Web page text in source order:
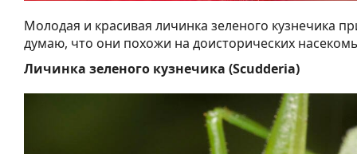
Молодая и красивая личинка зеленого кузнечика
думаю, что они похожи на доисторических
Личинка зеленого кузнечика (Scudderia)